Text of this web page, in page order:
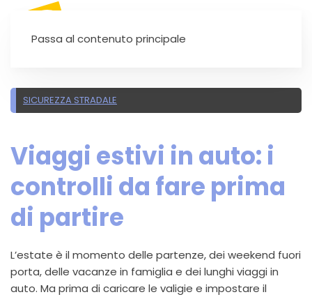
Passa al contenuto principale
SICUREZZA STRADALE
Viaggi estivi in auto: i
controlli da fare prima
di partire
L’estate è il momento delle partenze, dei weekend fuori
porta, delle vacanze in famiglia e dei lunghi viaggi in
auto. Ma prima di caricare le valigie e impostare il